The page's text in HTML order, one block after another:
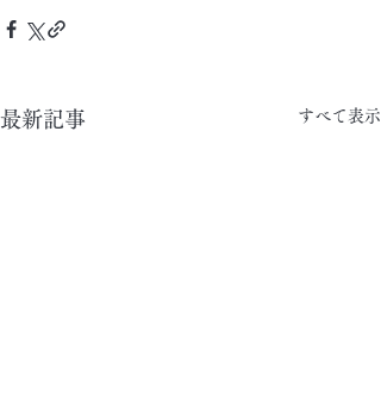
最新記事 すべて表示